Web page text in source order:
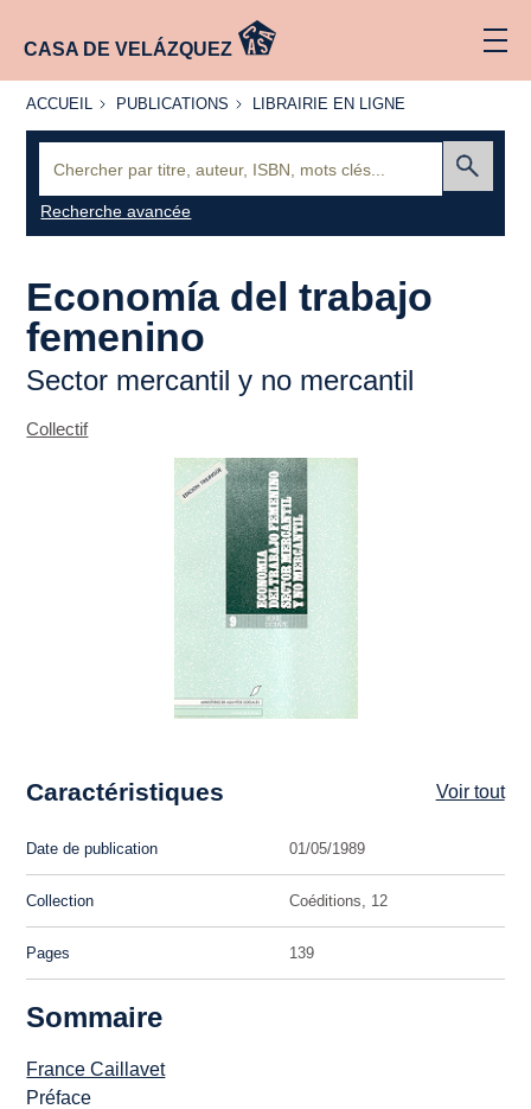
CASA DE VELÁZQUEZ
ACCUEIL
ACCUEIL PUBLICATIONS
PUBLICATIONS
LIBRAIRIE
LIBRAIRIE EN LIGNE
Recherche avancée
Economía del trabajo
femenino
Sector mercantil y no mercantil
Collectif
Caractéristiques Voir tout
Date de publication 01/05/1989
Collection Coéditions, 12
Pages 139
Sommaire
France Caillavet
Préface